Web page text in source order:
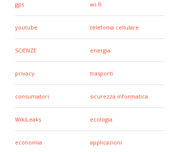
gps wi-fi
youtube telefonia cellulare
SCIENZE energia
privacy trasporti
consumatori sicurezza informatica
WikiLeaks ecologia
economia applicazioni